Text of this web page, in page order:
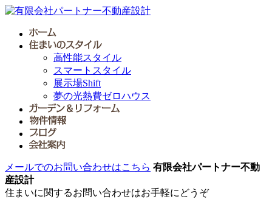
高性能スタイル
スマートスタイル
展示場Shift
夢の光熱費ゼロハウス
メールでのお問い合わせはこちら 有限会社パートナー不動
産設計
住まいに関するお問い合わせはお手軽にどうぞ